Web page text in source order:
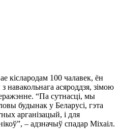
кіслародам 100 чалавек, ён
навакольнага асяроддзя, зімою
“Па сутнасці, мы
будынак у Беларусі, гэта
арганізацый, і для
– адзначыў спадар Міхаіл.